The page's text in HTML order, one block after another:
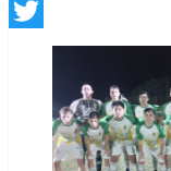
Facebook
Twitter